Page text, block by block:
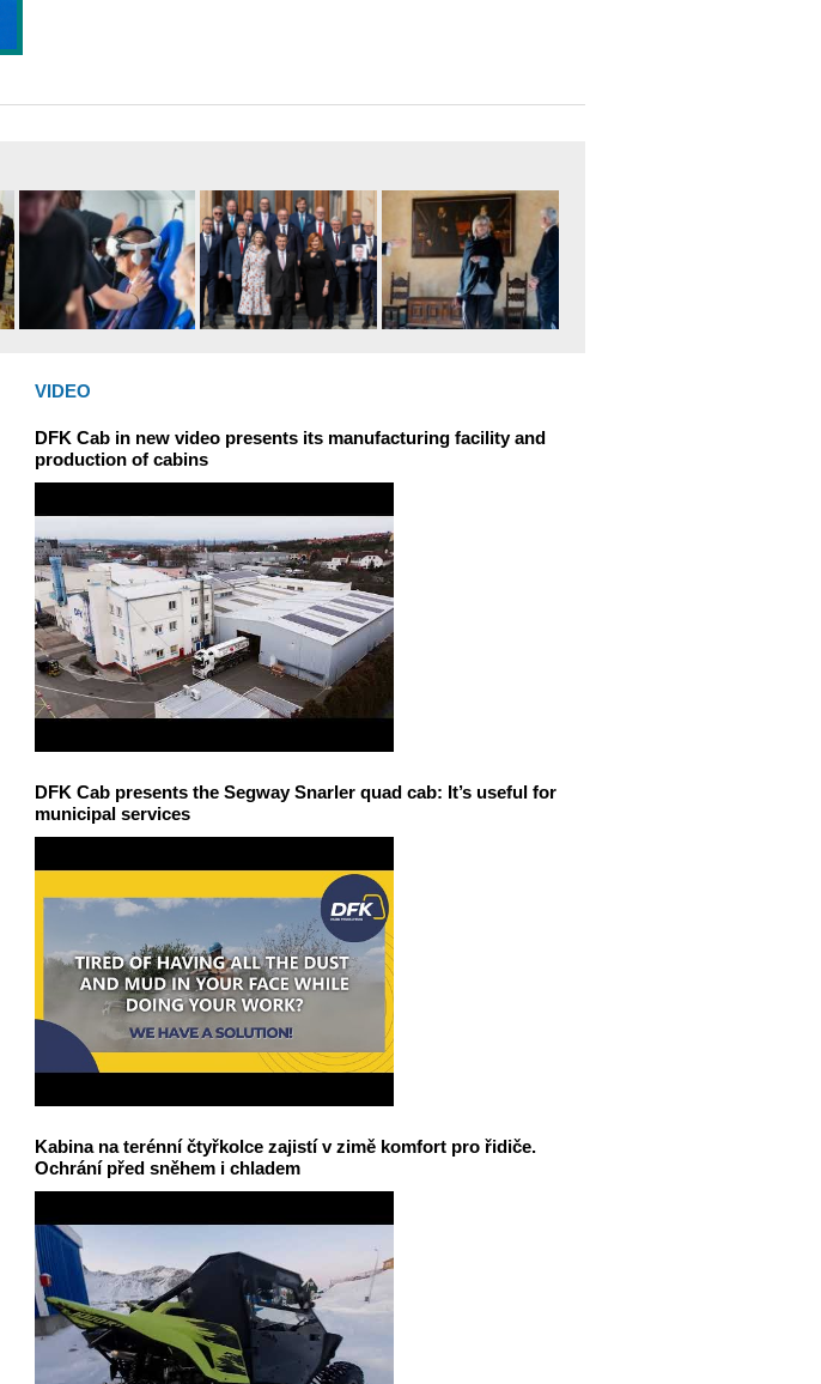
VIDEO
DFK Cab in new video presents its manufacturing facility and
production of cabins
DFK Cab presents the Segway Snarler quad cab: It’s useful for
municipal services
Kabina na terénní čtyřkolce zajistí v zimě komfort pro řidiče.
Ochrání před sněhem i chladem